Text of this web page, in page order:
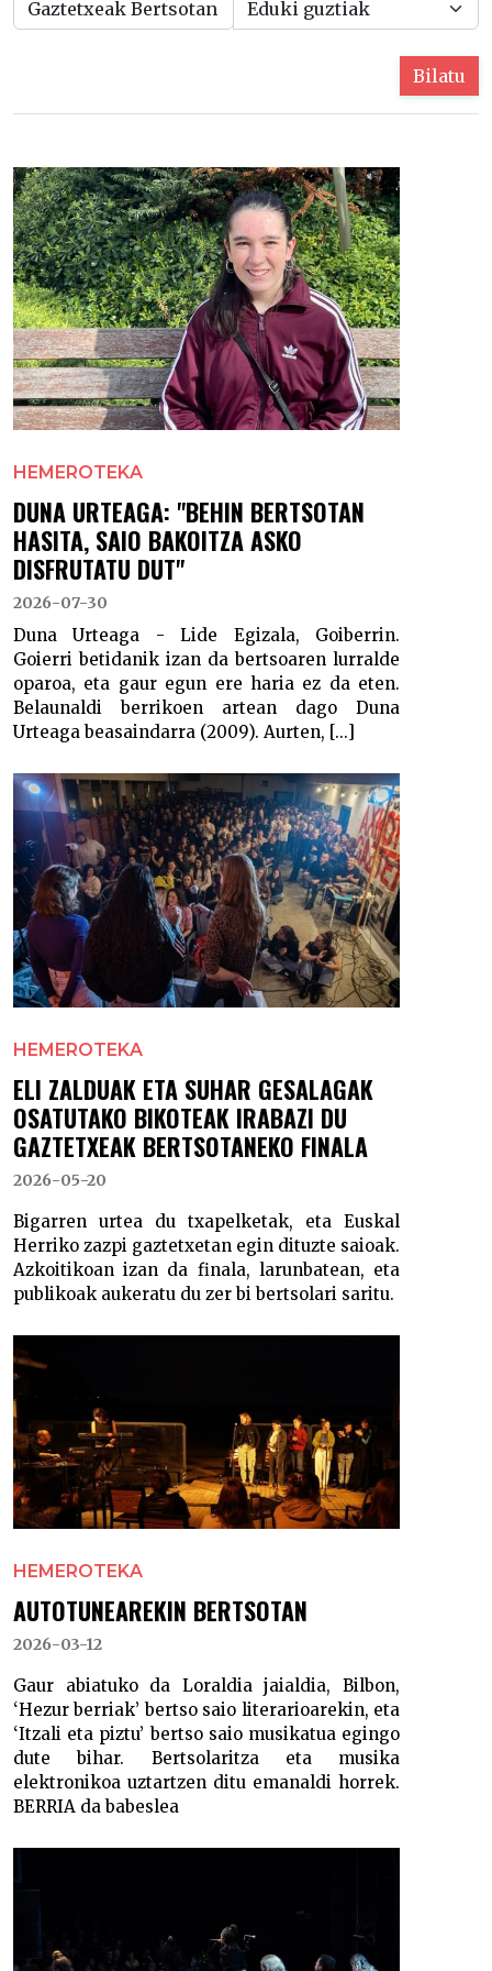
Bilatu
HEMEROTEKA
DUNA URTEAGA: "BEHIN BERTSOTAN
HASITA, SAIO BAKOITZA ASKO
DISFRUTATU DUT"
2026-07-30
Duna Urteaga - Lide Egizala, Goiberrin.
Goierri betidanik izan da bertsoaren lurralde
oparoa, eta gaur egun ere haria ez da eten.
Belaunaldi berrikoen artean dago Duna
Urteaga beasaindarra (2009). Aurten, [...]
HEMEROTEKA
ELI ZALDUAK ETA SUHAR GESALAGAK
OSATUTAKO BIKOTEAK IRABAZI DU
GAZTETXEAK BERTSOTANEKO FINALA
2026-05-20
Bigarren urtea du txapelketak, eta Euskal
Herriko zazpi gaztetxetan egin dituzte saioak.
Azkoitikoan izan da finala, larunbatean, eta
publikoak aukeratu du zer bi bertsolari saritu.
HEMEROTEKA
AUTOTUNEAREKIN BERTSOTAN
2026-03-12
Gaur abiatuko da Loraldia jaialdia, Bilbon,
‘Hezur berriak’ bertso saio literarioarekin, eta
‘Itzali eta piztu’ bertso saio musikatua egingo
dute bihar. Bertsolaritza eta musika
elektronikoa uztartzen ditu emanaldi horrek.
BERRIA da babeslea